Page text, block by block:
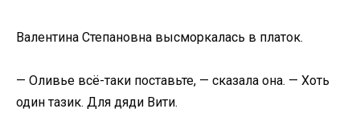
Валентина Степановна высморкалась в платок.
— Оливье всё-таки поставьте, — сказала она. — Хоть
один тазик. Для дяди Вити.